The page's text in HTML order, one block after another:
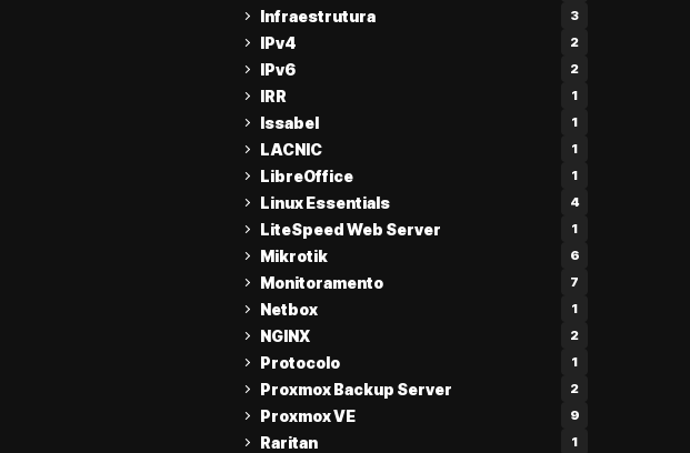
Infraestrutura 3
IPv4 2
IPv6 2
IRR 1
Issabel 1
LACNIC 1
LibreOffice 1
Linux Essentials 4
LiteSpeed Web Server 1
Mikrotik 6
Monitoramento 7
Netbox 1
NGINX 2
Protocolo 1
Proxmox Backup Server 2
Proxmox VE 9
Raritan 1